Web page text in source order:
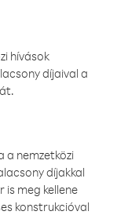
hívások
díjaival a
a nemzetközi
díjakkal
meg kellene
konstrukcióval